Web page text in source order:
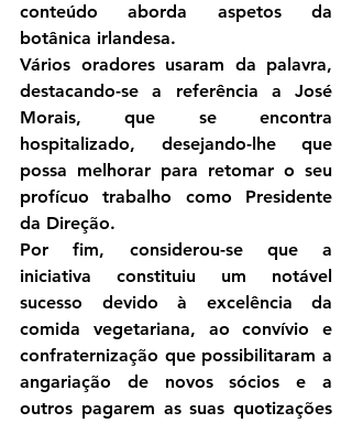
conteúdo aborda aspetos da
botânica irlandesa.
Vários oradores usaram da palavra,
destacando-se a referência a José
Morais, que se encontra
hospitalizado, desejando-lhe que
possa melhorar para retomar o seu
profícuo trabalho como Presidente
da Direção.
Por fim, considerou-se que a
iniciativa constituiu um notável
sucesso devido à excelência da
comida vegetariana, ao convívio e
confraternização que possibilitaram a
angariação de novos sócios e a
outros pagarem as suas quotizações